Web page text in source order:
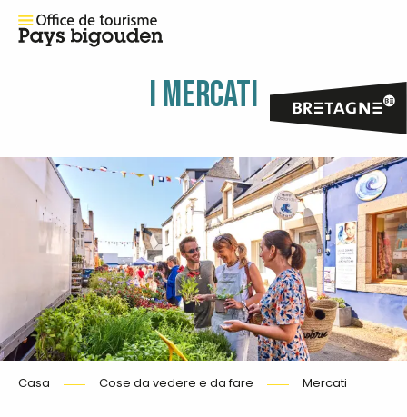
I MERCATI
Casa Cose da vedere e da fare Mercati